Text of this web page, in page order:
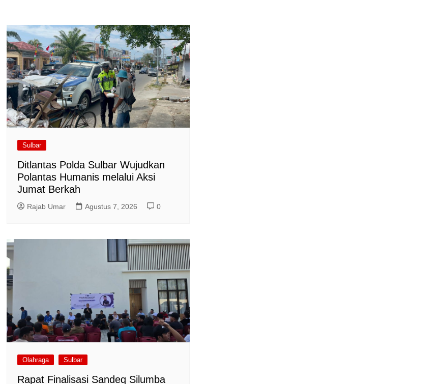
Sulbar
Ditlantas Polda Sulbar Wujudkan
Polantas Humanis melalui Aksi
Jumat Berkah
Rajab Umar Agustus 7, 2026 0
Olahraga Sulbar
Rapat Finalisasi Sandeq Silumba